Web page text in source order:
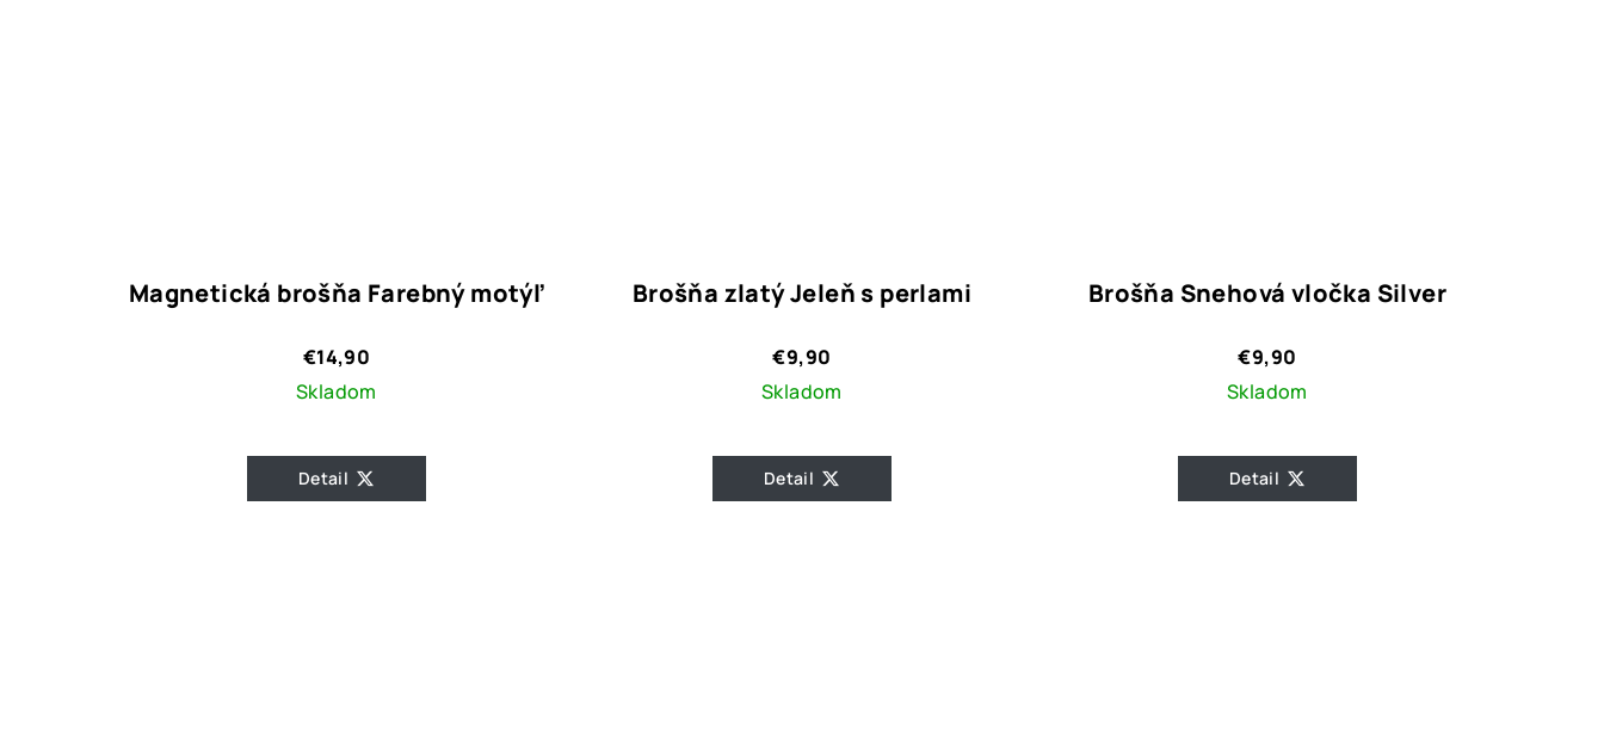
Magnetická brošňa Farebný motýľ
€14,90
Skladom
Detail
Brošňa zlatý Jeleň s perlami
€9,90
Skladom
Detail
Brošňa Snehová vločka Silver
€9,90
Skladom
Detail